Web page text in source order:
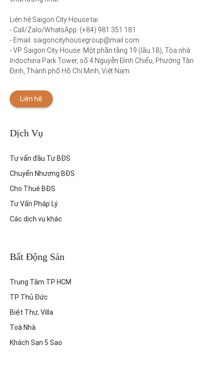
Liên hệ Saigon City House tại:
- Call/Zalo/WhatsApp: (+84) 981 351 181
- Email: saigoncityhousegroup@mail.com
- VP Saigon City House: Một phần tầng 19 (lầu 18), Tòa nhà
Indochina Park Tower, số 4 Nguyễn Đình Chiểu, Phường Tân
Định, Thành phố Hồ Chí Minh, Việt Nam
Liên hệ
Dịch Vụ
Tư vấn đầu Tư BĐS
Chuyển Nhượng BĐS
Cho Thuê BĐS
Tư Vấn Pháp Lý
Các dịch vụ khác
Bất Động Sản
Trung Tâm TP HCM
TP Thủ Đức
Biệt Thự, Villa
Toà Nhà
Khách Sạn 5 Sao